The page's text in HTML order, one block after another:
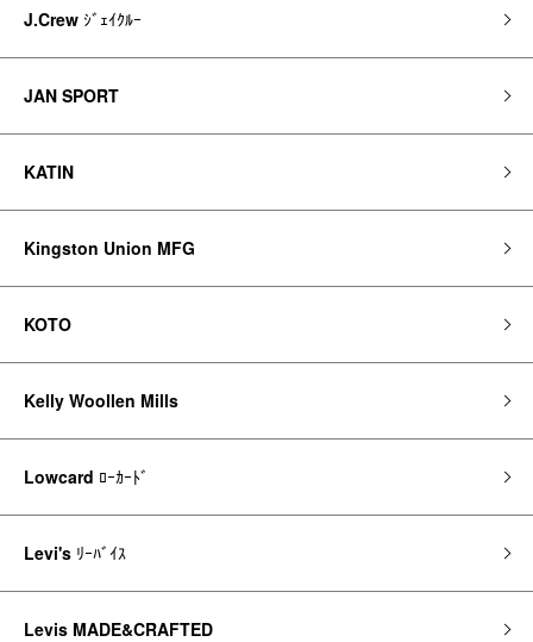
J.Crew ｼﾞｪｲｸﾙｰ
JAN SPORT
KATIN
Kingston Union MFG
KOTO
Kelly Woollen Mills
Lowcard ﾛｰｶｰﾄﾞ
Levi's ﾘｰﾊﾞｲｽ
Levis MADE&CRAFTED